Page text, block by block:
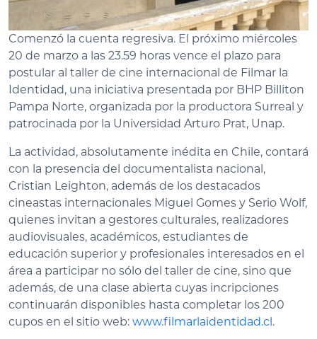
Comenzó la cuenta regresiva. El próximo miércoles
20 de marzo a las 23.59 horas vence el plazo para
postular al taller de cine internacional de Filmar la
Identidad, una iniciativa presentada por BHP Billiton
Pampa Norte, organizada por la productora Surreal y
patrocinada por la Universidad Arturo Prat, Unap.
La actividad, absolutamente inédita en Chile, contará
con la presencia del documentalista nacional,
Cristian Leighton, además de los destacados
cineastas internacionales Miguel Gomes y Serio Wolf,
quienes invitan a gestores culturales, realizadores
audiovisuales, académicos, estudiantes de
educación superior y profesionales interesados en el
área a participar no sólo del taller de cine, sino que
además, de una clase abierta cuyas incripciones
continuarán disponibles hasta completar los 200
cupos en el sitio web: www.filmarlaidentidad.cl.